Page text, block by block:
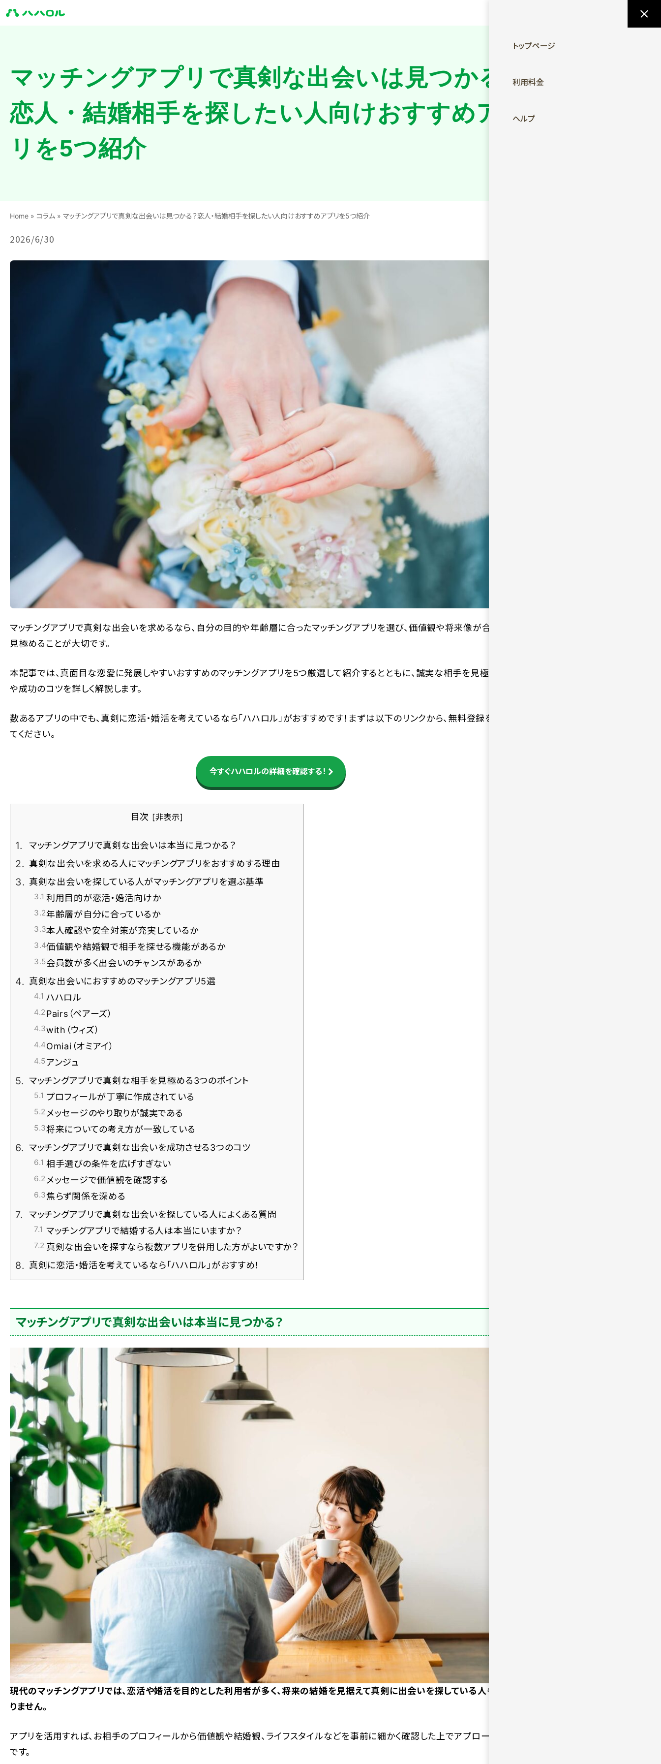
トップページ
利用料金
ヘルプ
マッチングアプリで真剣な出会いは見つかる？
恋人・結婚相手を探したい人向けおすすめアプ
リを5つ紹介
Home » コラム » マッチングアプリで真剣な出会いは見つかる？恋人・結婚相手を探したい人向けおすすめアプリを5つ紹介
2026/6/30
マッチングアプリで真剣な出会いを求めるなら、自分の目的や年齢層に合ったマッチングアプリを選び、価値観や将来像が合う相手を
見極めることが大切です。
本記事では、真面目な恋愛に発展しやすいおすすめのマッチングアプリを5つ厳選して紹介するとともに、誠実な相手を見極める基準
や成功のコツを詳しく解説します。
数あるアプリの中でも、真剣に恋活・婚活を考えているなら「ハハロル」がおすすめです！まずは以下のリンクから、無料登録を進めてみ
てください。
今すぐハハロルの詳細を確認する！
目次 [非表示]
マッチングアプリで真剣な出会いは本当に見つかる？
真剣な出会いを求める人にマッチングアプリをおすすめする理由
真剣な出会いを探している人がマッチングアプリを選ぶ基準
利用目的が恋活・婚活向けか
年齢層が自分に合っているか
本人確認や安全対策が充実しているか
価値観や結婚観で相手を探せる機能があるか
会員数が多く出会いのチャンスがあるか
真剣な出会いにおすすめのマッチングアプリ5選
ハハロル
Pairs（ペアーズ）
with（ウィズ）
Omiai（オミアイ）
アンジュ
マッチングアプリで真剣な相手を見極める3つのポイント
プロフィールが丁寧に作成されている
メッセージのやり取りが誠実である
将来についての考え方が一致している
マッチングアプリで真剣な出会いを成功させる3つのコツ
相手選びの条件を広げすぎない
メッセージで価値観を確認する
焦らず関係を深める
マッチングアプリで真剣な出会いを探している人によくある質問
マッチングアプリで結婚する人は本当にいますか？
真剣な出会いを探すなら複数アプリを併用した方がよいですか？
真剣に恋活・婚活を考えているなら「ハハロル」がおすすめ！
マッチングアプリで真剣な出会いは本当に見つかる？
現代のマッチングアプリでは、恋活や婚活を目的とした利用者が多く、将来の結婚を見据えて真剣に出会いを探している人も少なくあ
りません。
アプリを活用すれば、お相手のプロフィールから価値観や結婚観、ライフスタイルなどを事前に細かく確認した上でアプローチが可能
です。